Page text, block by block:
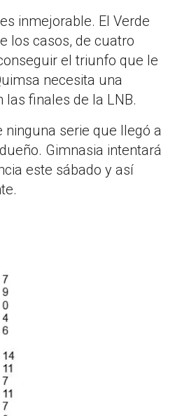
inmejorable. El Verde
los casos, de cuatro
el triunfo que le
necesita una
las finales de la LNB.
ninguna serie que llegó a
Gimnasia intentará
este sábado y así